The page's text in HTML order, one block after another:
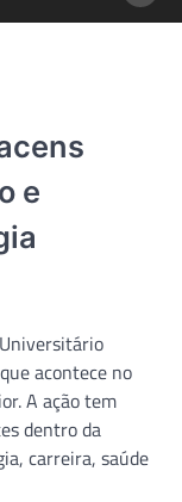
e
acontece no
A ação tem
dentro da
carreira, saúde